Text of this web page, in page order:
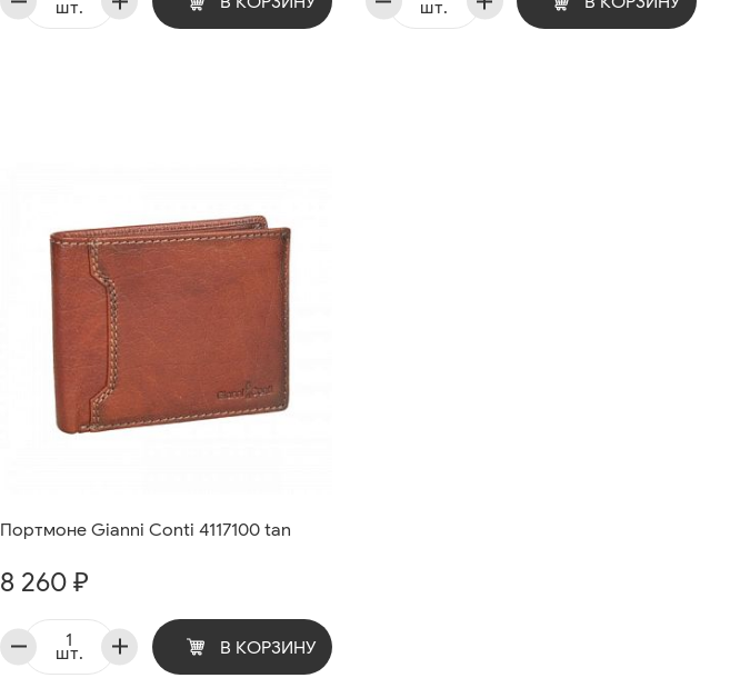
шт. шт.
Портмоне Gianni Conti 4117100 tan
8 260 ₽
шт. В КОРЗИНУ